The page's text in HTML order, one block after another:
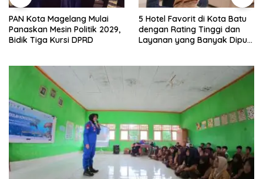
PAN Kota Magelang Mulai
Panaskan Mesin Politik 2029,
Bidik Tiga Kursi DPRD
5 Hotel Favorit di Kota Batu
dengan Rating Tinggi dan
Layanan yang Banyak Dipuji